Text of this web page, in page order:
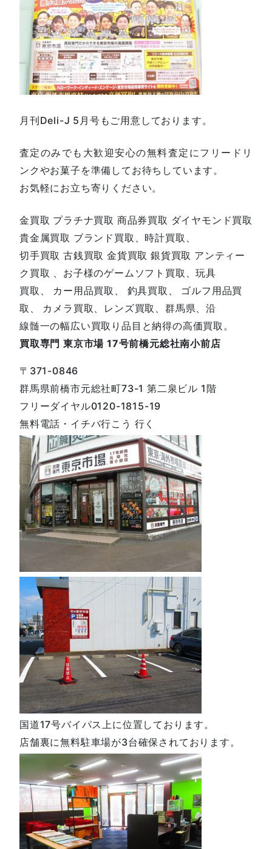
月刊Deli-J 5月号もご用意しております。
査定のみでも大歓迎安心の無料査定にフリードリ
ンクやお菓子を準備してお待ちしています。
お気軽にお立ち寄りください。
金買取 プラチナ買取 商品券買取 ダイヤモンド買取
貴金属買取 ブランド買取、時計買取、
切手買取 古銭買取 金貨買取 銀貨買取 アンティー
ク買取 、お子様のゲームソフト買取、玩具
買取、 カー用品買取、 釣具買取、 ゴルフ用品買
取、 カメラ買取、レンズ買取、群馬県、沿
線髄一の幅広い買取り品目と納得の高価買取。
買取専門 東京市場 17号前橋元総社南小前店
〒371-0846
群馬県前橋市元総社町73-1 第二泉ビル 1階
フリーダイヤル0120-1815-19
無料電話・イチバ行こう 行く
国道17号バイパス上に位置しております。
店舗裏に無料駐車場が3台確保されております。